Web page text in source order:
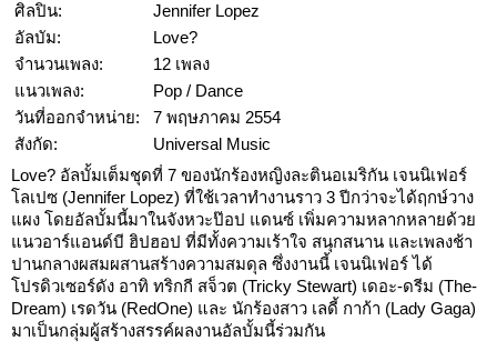
ศิลปิน:
Jennifer Lopez
อัลบัม:
Love?
จำนวนเพลง:
12 เพลง
แนวเพลง:
Pop / Dance
วันที่ออกจำหน่าย:
7 พฤษภาคม 2554
สังกัด:
Universal Music
Love? อัลบั้มเต็มชุดที่ 7 ของนักร้องหญิงละตินอเมริกัน เจนนิเฟอร์
โลเปซ (Jennifer Lopez) ที่ใช้เวลาทำงานราว 3 ปีกว่าจะได้ฤกษ์วาง
แผง โดยอัลบั้มนี้มาในจังหวะป๊อป แดนซ์ เพิ่มความหลากหลายด้วย
แนวอาร์แอนด์บี ฮิปฮอป ที่มีทั้งความเร้าใจ สนุกสนาน และเพลงช้า
ปานกลางผสมผสานสร้างความสมดุล ซึ่งงานนี้ เจนนิเฟอร์ ได้
โปรดิวเซอร์ดัง อาทิ ทริกกี สจ็วต (Tricky Stewart) เดอะ-ดรีม (The-
Dream) เรดวัน (RedOne) และ นักร้องสาว เลดี้ กาก้า (Lady Gaga)
มาเป็นกลุ่มผู้สร้างสรรค์ผลงานอัลบั้มนี้ร่วมกัน